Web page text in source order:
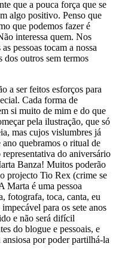
que a pouca força que se
algo positivo. Penso que
que podemos fazer é
interessa quem. Nos
pessoas tocam a nossa
dos outros sem termos
a ser feitos esforços para
Cada forma de
si muito de mim e do que
pela ilustração, que só
mas cujos vislumbres já
ano quebramos o ritual de
do aniversário
Banza! Muitos poderão
projecto Tio Rex (crime se
Marta é uma pessoa
fotografa, toca, canta, eu
para os sete anos
e não será difícil
do blogue e pessoais, e
por poder partilhá-la